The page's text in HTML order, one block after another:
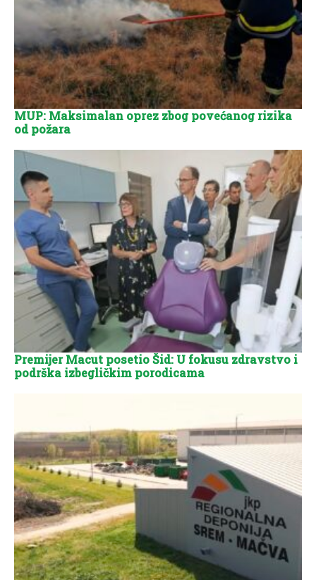
MUP: Maksimalan oprez zbog povećanog rizika
od požara
Premijer Macut posetio Šid: U fokusu zdravstvo i
podrška izbegličkim porodicama